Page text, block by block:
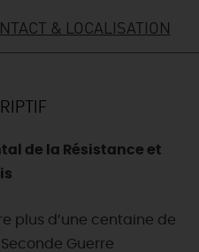
END
& LOCALISATION
de la Résistance et
plus d’une centaine de
Guerre